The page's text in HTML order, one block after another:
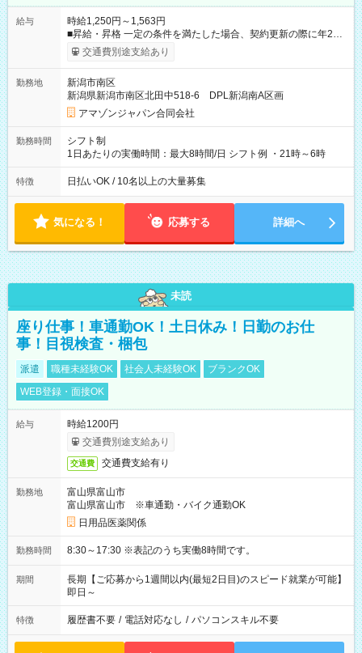
給与
時給1,250円～1,563円
■昇給・昇格 一定の条件を満たした場合、契約更新の際に年2回
まで昇給の機会があります。 ■正社員登用制度あり ※月末締/翌
月25日支払い ※時間外手当、別途支給 ※深夜割増賃金 (22:00～
☆Amazon直雇用で安定して働けます！ 【試用期間】試用期間
あり 試用期間の長さ：1週間 雇用形態、給与は本採用時と同じ
です。
交通費別途支給あり
勤務地
新潟市南区
新潟県新潟市南区北田中518-6 DPL新潟南A区画
アマゾンジャパン合同会社
勤務時間
シフト制
1日あたりの実働時間：最大8時間/日 シフト例 ・21時～6時
特徴 日払いOK / 10名以上の大量募集
気になる！ 応募する 詳細へ
未読
座り仕事！車通勤OK！土日休み！日勤のお仕
事！目視検査・梱包
派遣 職種未経験OK 社会人未経験OK
ブランクOK
WEB登録・面接OK
給与
時給1200円
交通費別途支給あり
交通費 交通費支給有り
勤務地
富山県富山市
富山県富山市 ※車通勤・バイク通勤OK
日用品医薬関係
勤務時間 8:30～17:30 ※表記のうち実働8時間です。
期間
長期【ご応募から1週間以内(最短2日目)のスピード就業が可能】
即日～
特徴 履歴書不要 / 電話対応なし / パソコンスキル不要